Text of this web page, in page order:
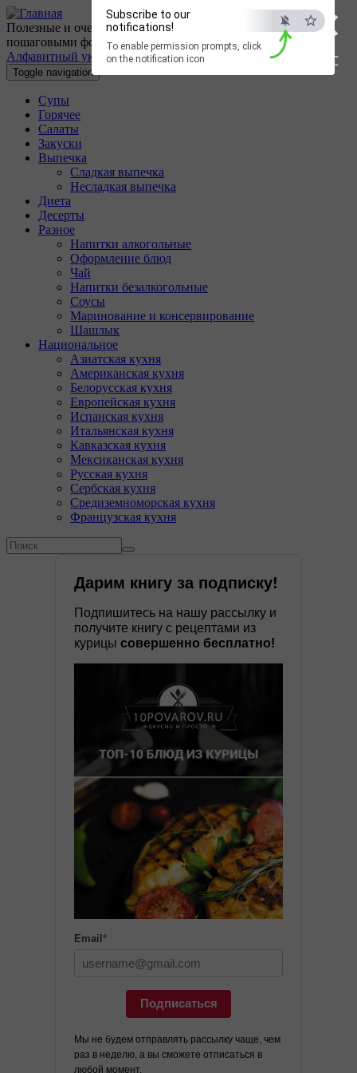
×
ESC
Subscribe to our
notifications!
To enable permission prompts, click
on the notification icon
Перейти к основному содержанию
Полезные и очень вкусные кулинарные рецепты с
пошаговыми фотографиями.
Алфавитный указатель
Toggle navigation
Супы
Горячее
Салаты
Закуски
Выпечка
Сладкая выпечка
Несладкая выпечка
Диета
Десерты
Разное
Напитки алкогольные
Оформление блюд
Чай
Напитки безалкогольные
Соусы
Маринование и консервирование
Шашлык
Национальное
Азиатская кухня
Американская кухня
Белорусская кухня
Европейская кухня
Испанская кухня
Итальянская кухня
Кавказская кухня
Мексиканская кухня
Русская кухня
Сербская кухня
Средиземноморская кухня
Французская кухня
Дарим книгу за подписку!
Подпишитесь на нашу рассылку и
получите книгу с рецептами из
курицы совершенно бесплатно!
Email *
Подписаться
Мы не будем отправлять рассылку чаще, чем
раз в неделю, а вы сможете отписаться в
любой момент.